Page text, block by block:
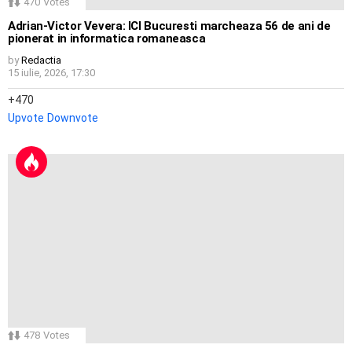
Adrian-Victor Vevera: ICI Bucuresti marcheaza 56 de ani de
pionerat in informatica romaneasca
by Redactia
15 iulie, 2026, 17:30
470
Upvote Downvote
478 Votes